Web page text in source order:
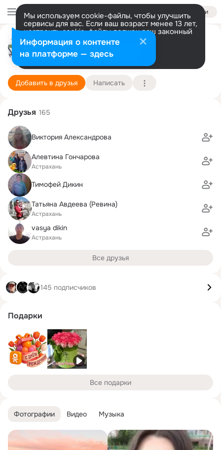
Войти
Мы используем cookie-файлы, чтобы улучшить
сервисы для вас. Если ваш возраст менее 13 лет,
настроить cookie-файлы должен ваш законный
представитель. Больше информации
Разрешить все Настроить
๖ۣۣۜOлЯ ™
Астрахань 5 сентября Подробнее
Добавить в друзья Написать
Фотографии Видео Музыка
Друзья 165
Виктория Александрова
Алевтина Гончарова
Астрахань
Тимофей Дикин
Татьяна Авдеева (Ревина)
Астрахань
vasya dikin
Астрахань
Все друзья
145 подписчиков
Подарки
Все подарки
Информация о контенте
на платформе — здесь